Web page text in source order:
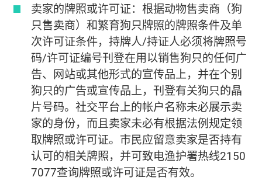
卖家的牌照或许可证：根据动物售卖商（狗
只售卖商）和繁育狗只牌照的牌照条件及单
次许可证条件，持牌人/持证人必须将牌照号
码/许可证编号刊登在用以销售狗只的任何广
告、网站或其他形式的宣传品上，并在个别
狗只的广告或宣传品上，刊登有关狗只的晶
片号码。社交平台上的帐户名称未必展示卖
家的身份，而且卖家未必有根据法例规定领
取牌照或许可证。市民应留意卖家是否持有
认可的相关牌照，并可致电渔护署热线2150
7077查询牌照或许可证是否有效。